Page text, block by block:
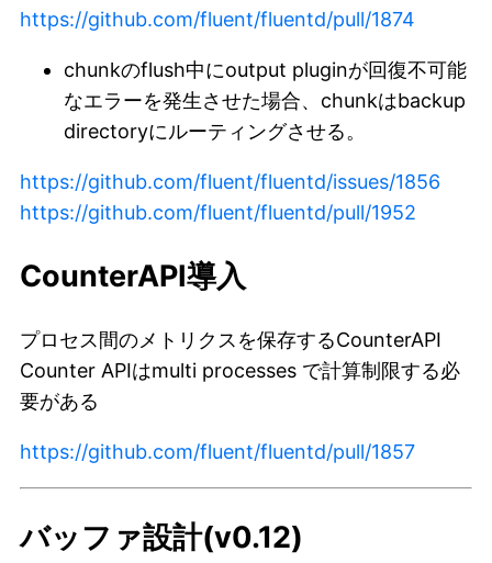
https://github.com/fluent/fluentd/pull/1874
chunkのflush中にoutput pluginが回復不可能
なエラーを発生させた場合、chunkはbackup
directoryにルーティングさせる。
https://github.com/fluent/fluentd/issues/1856
https://github.com/fluent/fluentd/pull/1952
CounterAPI導入
プロセス間のメトリクスを保存するCounterAPI
Counter APIはmulti processes で計算制限する必
要がある
https://github.com/fluent/fluentd/pull/1857
バッファ設計(v0.12)